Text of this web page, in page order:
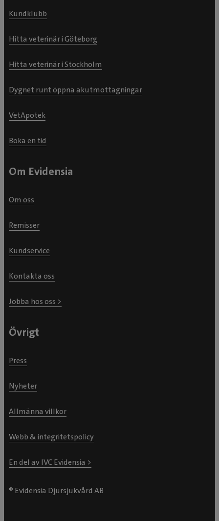
Kundklubb
Hitta veterinär i Göteborg
Hitta veterinär i Stockholm
Dygnet runt öppna akutmottagningar
VetApotek
Boka en tid
Om Evidensia
Om oss
Remisser
Kundservice
Kontakta oss
Jobba hos oss >
Övrigt
Press
Nyheter
Allmänna villkor
Webb & integritetspolicy
En del av IVC Evidensia >
® Evidensia Djursjukvård AB